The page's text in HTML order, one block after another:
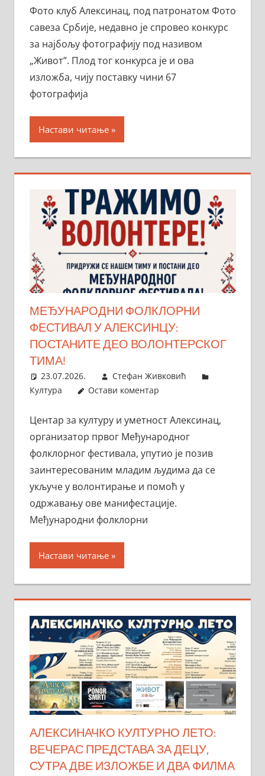
Фото клуб Алексинац, под патронатом Фото
савеза Србије, недавно је спровео конкурс
за најбољу фотографију под називом
„Живот”. Плод тог конкурса је и ова
изложба, чију поставку чини 67
фотографија
Настави читање
МЕЂУНАРОДНИ ФОЛКЛОРНИ
ФЕСТИВАЛ У АЛЕКСИНЦУ:
ПОСТАНИТЕ ДЕО ВОЛОНТЕРСКОГ
ТИМА!
23.07.2026.
Стефан Живковић
Култура
Остави коментар
Центар за културу и уметност Алексинац,
организатор првог Међународног
фолклорног фестивала, упутио је позив
заинтересованим младим људима да се
укључе у волонтирање и помоћ у
одржавању ове манифестације.
Међународни фолклорни
Настави читање
АЛЕКСИНАЧКО КУЛТУРНО ЛЕТО:
ВЕЧЕРАС ПРЕДСТАВА ЗА ДЕЦУ,
СУТРА ДВЕ ИЗЛОЖБЕ И ДВА ФИЛМА